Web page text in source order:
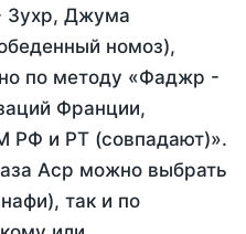
Зухр, Джума
номоз),
по методу «Фаджр -
Франции,
РФ и РТ (совпадают)».
Аср можно выбрать
так и по